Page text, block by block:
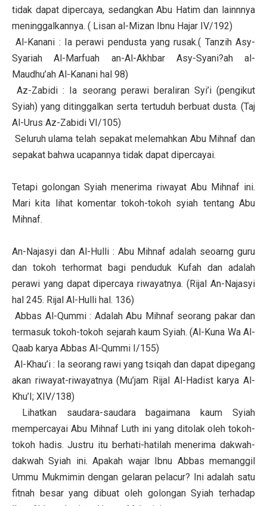
tidak dapat dipercaya, sedangkan Abu Hatim dan lainnnya
meninggalkannya. ( Lisan al-Mizan Ibnu Hajar IV/192)
Al-Kanani : Ia perawi pendusta yang rusak.( Tanzih Asy-
Syariah Al-Marfuah an-Al-Akhbar Asy-Syani?ah al-
Maudhu’ah Al-Kanani hal 98)
Az-Zabidi : Ia seorang perawi beraliran Syi’i (pengikut
Syiah) yang ditinggalkan serta tertuduh berbuat dusta. (Taj
Al-Urus Az-Zabidi VI/105)
Seluruh ulama telah sepakat melemahkan Abu Mihnaf dan
sepakat bahwa ucapannya tidak dapat dipercayai.
Tetapi golongan Syiah menerima riwayat Abu Mihnaf ini.
Mari kita lihat komentar tokoh-tokoh syiah tentang Abu
Mihnaf.
An-Najasyi dan Al-Hulli : Abu Mihnaf adalah seoarng guru
dan tokoh terhormat bagi penduduk Kufah dan adalah
perawi yang dapat dipercaya riwayatnya. (Rijal An-Najasyi
hal 245. Rijal Al-Hulli hal. 136)
Abbas Al-Qummi : Adalah Abu Mihnaf seorang pakar dan
termasuk tokoh-tokoh sejarah kaum Syiah. (Al-Kuna Wa Al-
Qaab karya Abbas Al-Qummi I/155)
Al-Khau’i : Ia seorang rawi yang tsiqah dan dapat dipegang
akan riwayat-riwayatnya (Mu’jam Rijal Al-Hadist karya Al-
Khu’I; XIV/138)
Lihatkan saudara-saudara bagaimana kaum Syiah
mempercayai Abu Mihnaf Luth ini yang ditolak oleh tokoh-
tokoh hadis. Justru itu berhati-hatilah menerima dakwah-
dakwah Syiah ini. Apakah wajar Ibnu Abbas memanggil
Ummu Mukmimin dengan gelaran pelacur? Ini adalah satu
fitnah besar yang dibuat oleh golongan Syiah terhadap